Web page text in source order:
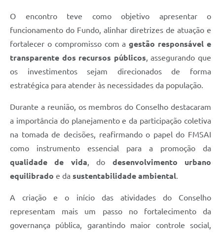
O encontro teve como objetivo apresentar o
funcionamento do Fundo, alinhar diretrizes de atuação e
fortalecer o compromisso com agestão responsável e
transparente dos recursos públicos, assegurando que
os investimentos sejam direcionados de forma
estratégica para atender às necessidades da população.
Durante a reunião, os membros do Conselho destacaram
a importância do planejamento e da participação coletiva
na tomada de decisões, reafirmando o papel do FMSAI
como instrumento essencial para a promoção da
qualidade de vida, do desenvolvimento urbano
equilibrado e da sustentabilidade ambiental.
A criação e o início das atividades do Conselho
representam mais um passo no fortalecimento da
governança pública, garantindo maior controle social,